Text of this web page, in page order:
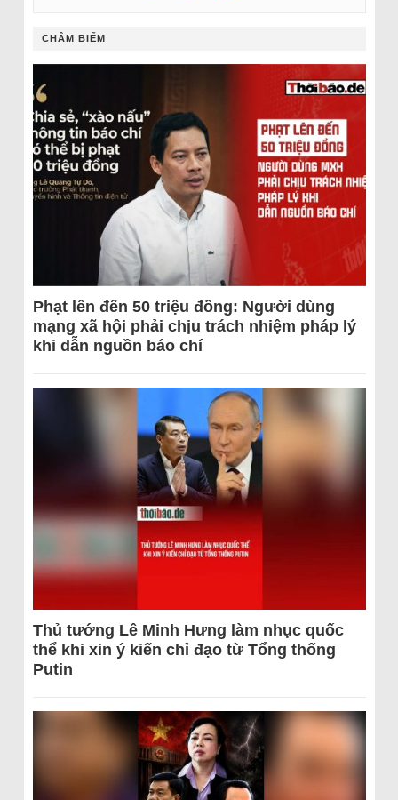
CHÂM BIẾM
Phạt lên đến 50 triệu đồng: Người dùng
mạng xã hội phải chịu trách nhiệm pháp lý
khi dẫn nguồn báo chí
Thủ tướng Lê Minh Hưng làm nhục quốc
thể khi xin ý kiến chỉ đạo từ Tổng thống
Putin